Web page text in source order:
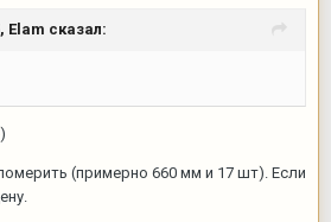
Elam сказал:
(примерно 660 мм и 17 шт). Если